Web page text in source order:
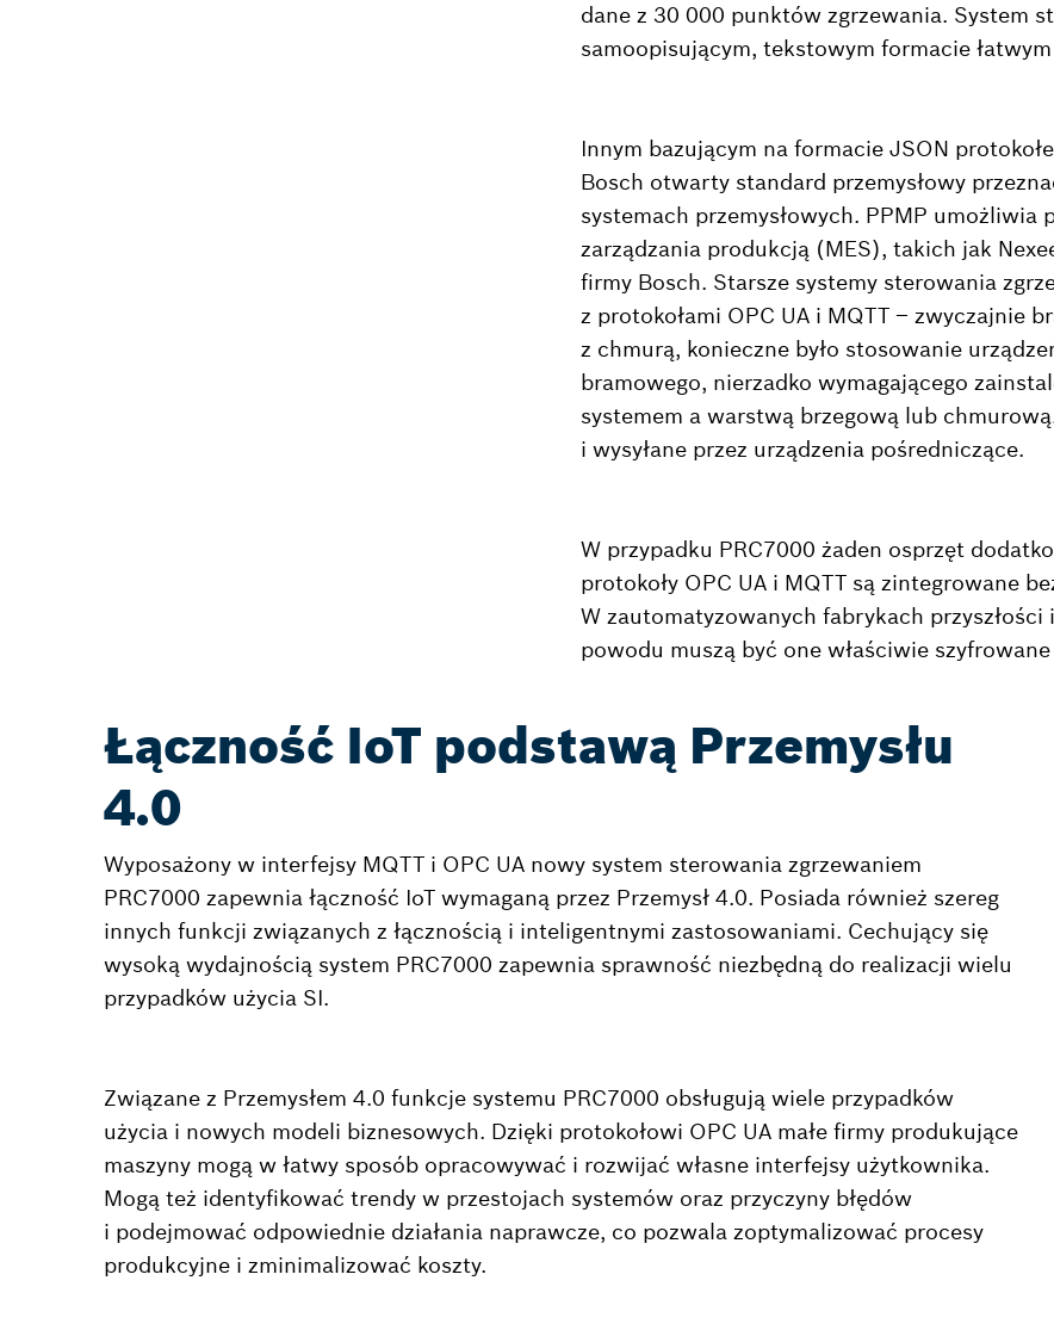
dane z 30 000 punktów zgrzewania. System
samoopisującym, tekstowym formacie
Innym bazującym na formacie JSON
Bosch otwarty standard przemysłowy
systemach przemysłowych. PPMP umożliwia
zarządzania produkcją (MES), takich jak
firmy Bosch. Starsze systemy sterowania
z protokołami OPC UA i MQTT – zwyczajnie
z chmurą, konieczne było stosowanie
bramowego, nierzadko wymagającego
systemem a warstwą brzegową lub
i wysyłane przez urządzenia pośredniczące.
W przypadku PRC7000 żaden osprzęt
protokoły OPC UA i MQTT są zintegrowane
W zautomatyzowanych fabrykach
powodu muszą być one właściwie
Łączność IoT podstawą Przemysłu
4.0
Wyposażony w interfejsy MQTT i OPC UA nowy system sterowania zgrzewaniem
PRC7000 zapewnia łączność IoT wymaganą przez Przemysł 4.0. Posiada również szereg
innych funkcji związanych z łącznością i inteligentnymi zastosowaniami. Cechujący się
wysoką wydajnością system PRC7000 zapewnia sprawność niezbędną do realizacji wielu
przypadków użycia SI.
Związane z Przemysłem 4.0 funkcje systemu PRC7000 obsługują wiele przypadków
użycia i nowych modeli biznesowych. Dzięki protokołowi OPC UA małe firmy produkujące
maszyny mogą w łatwy sposób opracowywać i rozwijać własne interfejsy użytkownika.
Mogą też identyfikować trendy w przestojach systemów oraz przyczyny błędów
i podejmować odpowiednie działania naprawcze, co pozwala zoptymalizować procesy
produkcyjne i zminimalizować koszty.